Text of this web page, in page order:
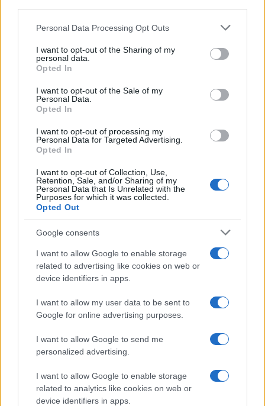
Please note that this website/app uses one or more Google
not limited to your visit or usage behaviour. You may click to
grant or deny consent to Google and its third-party tags to
use your data for below specified purposes in below Google
consent section.
Personal Data Processing Opt Outs
I want to opt-out of the Sharing of my
personal data.
Opted In
I want to opt-out of the Sale of my
Personal Data.
Opted In
I want to opt-out of processing my
Personal Data for Targeted Advertising.
Opted In
I want to opt-out of Collection, Use,
Retention, Sale, and/or Sharing of my
Personal Data that Is Unrelated with the
Purposes for which it was collected.
Opted Out
Google consents
I want to allow Google to enable storage
related to advertising like cookies on web or
device identifiers in apps.
I want to allow my user data to be sent to
Google for online advertising purposes.
I want to allow Google to send me
personalized advertising.
I want to allow Google to enable storage
related to analytics like cookies on web or
device identifiers in apps.
las críticas internacionales a Pedro
Sánchez
La crisis migratoria en Ceuta ha generado fuertes…
POLÍTICA
El impacto de la iniciativa de Gabriel